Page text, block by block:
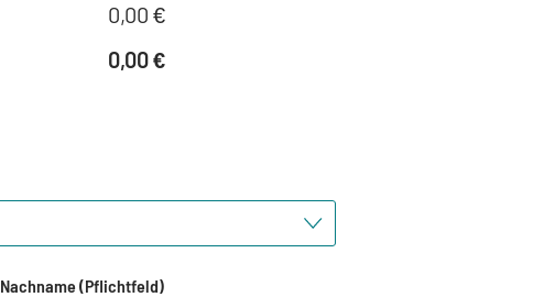
0,00 €
0,00 €
Nachname (Pflichtfeld)